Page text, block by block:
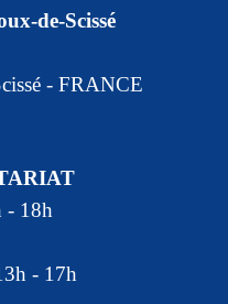
de-Scissé
- FRANCE
- 18h
- 17h